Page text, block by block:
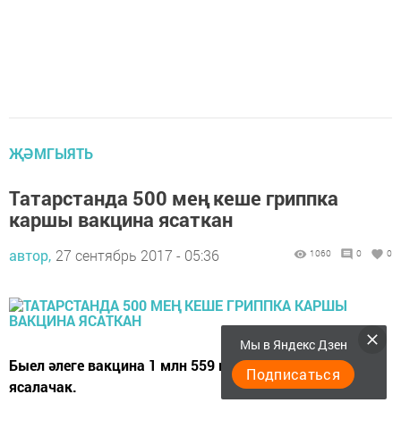
ҖӘМГЫЯТЬ
Татарстанда 500 мең кеше гриппка
каршы вакцина ясаткан
автор, 27 сентябрь 2017 - 05:36 1060 0 0
Быел әлеге вакцина 1 млн 559 мең 200 кешегә
ясалачак.
Мы в Яндекс Дзен
Подписаться